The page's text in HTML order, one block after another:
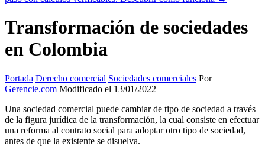
Transformación de sociedades
en Colombia
Portada Derecho comercial Sociedades comerciales Por
Gerencie.com Modificado el 13/01/2022
Una sociedad comercial puede cambiar de tipo de sociedad a través
de la figura jurídica de la transformación, la cual consiste en efectuar
una reforma al contrato social para adoptar otro tipo de sociedad,
antes de que la existente se disuelva.